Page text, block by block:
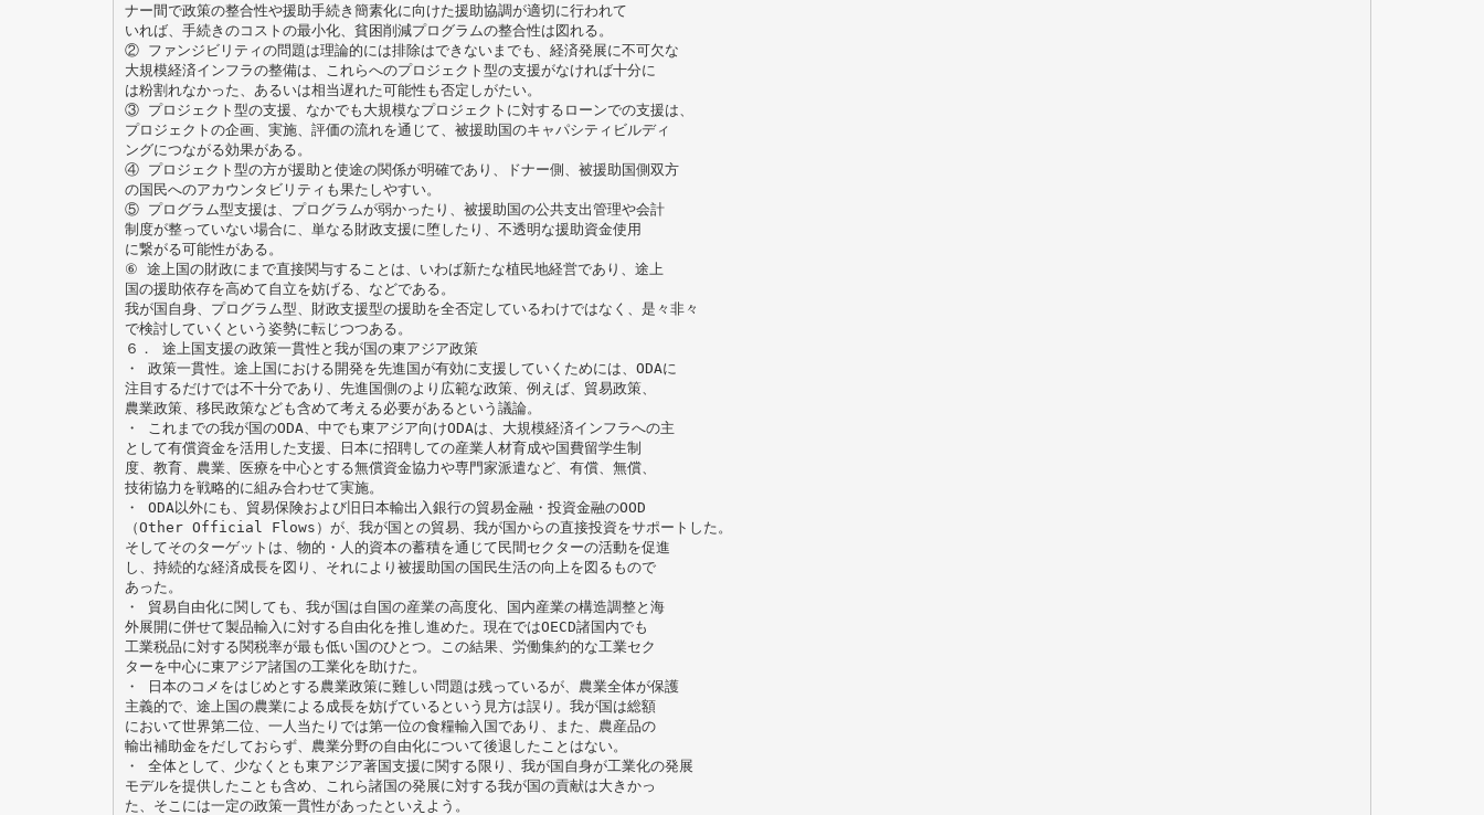
ナー間で政策の整合性や援助手続き簡素化に向けた援助協調が適切に行われて
いれば、手続きのコストの最小化、貧困削減プログラムの整合性は図れる。
② ファンジビリティの問題は理論的には排除はできないまでも、経済発展に不可欠な
大規模経済インフラの整備は、これらへのプロジェクト型の支援がなければ十分に
は粉割れなかった、あるいは相当遅れた可能性も否定しがたい。
③ プロジェクト型の支援、なかでも大規模なプロジェクトに対するローンでの支援は、
プロジェクトの企画、実施、評価の流れを通じて、被援助国のキャパシティビルディ
ングにつながる効果がある。
④ プロジェクト型の方が援助と使途の関係が明確であり、ドナー側、被援助国側双方
の国民へのアカウンタビリティも果たしやすい。
⑤ プログラム型支援は、プログラムが弱かったり、被援助国の公共支出管理や会計
制度が整っていない場合に、単なる財政支援に堕したり、不透明な援助資金使用
に繋がる可能性がある。
⑥ 途上国の財政にまで直接関与することは、いわば新たな植民地経営であり、途上
国の援助依存を高めて自立を妨げる、などである。
我が国自身、プログラム型、財政支援型の援助を全否定しているわけではなく、是々非々
で検討していくという姿勢に転じつつある。
６． 途上国支援の政策一貫性と我が国の東アジア政策
・ 政策一貫性。途上国における開発を先進国が有効に支援していくためには、ODAに
注目するだけでは不十分であり、先進国側のより広範な政策、例えば、貿易政策、
農業政策、移民政策なども含めて考える必要があるという議論。
・ これまでの我が国のODA、中でも東アジア向けODAは、大規模経済インフラへの主
として有償資金を活用した支援、日本に招聘しての産業人材育成や国費留学生制
度、教育、農業、医療を中心とする無償資金協力や専門家派遣など、有償、無償、
技術協力を戦略的に組み合わせて実施。
・ ODA以外にも、貿易保険および旧日本輸出入銀行の貿易金融・投資金融のOOD
（Other Official Flows）が、我が国との貿易、我が国からの直接投資をサポートした。
そしてそのターゲットは、物的・人的資本の蓄積を通じて民間セクターの活動を促進
し、持続的な経済成長を図り、それにより被援助国の国民生活の向上を図るもので
あった。
・ 貿易自由化に関しても、我が国は自国の産業の高度化、国内産業の構造調整と海
外展開に併せて製品輸入に対する自由化を推し進めた。現在ではOECD諸国内でも
工業税品に対する関税率が最も低い国のひとつ。この結果、労働集約的な工業セク
ターを中心に東アジア諸国の工業化を助けた。
・ 日本のコメをはじめとする農業政策に難しい問題は残っているが、農業全体が保護
主義的で、途上国の農業による成長を妨げているという見方は誤り。我が国は総額
において世界第二位、一人当たりでは第一位の食糧輸入国であり、また、農産品の
輸出補助金をだしておらず、農業分野の自由化について後退したことはない。
・ 全体として、少なくとも東アジア著国支援に関する限り、我が国自身が工業化の発展
モデルを提供したことも含め、これら諸国の発展に対する我が国の貢献は大きかっ
た、そこには一定の政策一貫性があったといえよう。